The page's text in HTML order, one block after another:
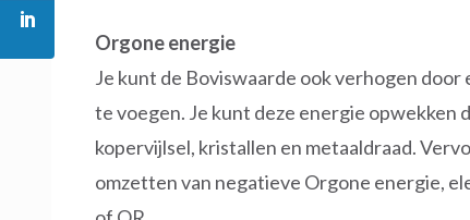
Orgone energie
Je kunt de Boviswaarde ook verhogen
te voegen. Je kunt deze energie opwekken
kopervijlsel, kristallen en metaaldraad.
omzetten van negatieve Orgone energie,